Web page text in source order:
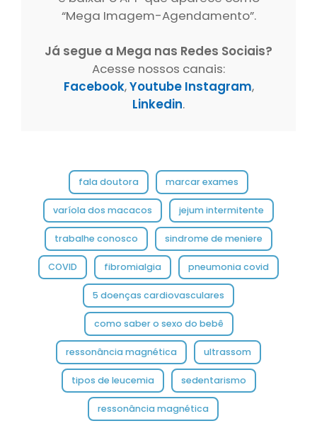
“Mega Imagem-Agendamento”.
Já segue a Mega nas Redes Sociais?
Acesse nossos canais:
Facebook,Youtube Instagram,
Linkedin.
fala doutora marcar exames
varíola dos macacos jejum intermitente
trabalhe conosco sindrome de meniere
COVID fibromialgia pneumonia covid
5 doenças cardiovasculares
como saber o sexo do bebê
ressonância magnética ultrassom
tipos de leucemia sedentarismo
ressonância magnética